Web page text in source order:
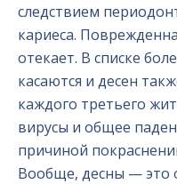
следствием
кариеса.
отекает. В списке
касаются и десен
каждого третьего
вирусы и общее
причиной
Вообще, десны — это